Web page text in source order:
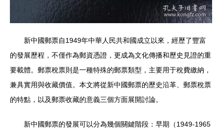
新中國郵票自1949年中華人民共和國成立以來，經歷了豐富
的發展歷程，不僅作為郵資憑證，更成為文化傳播和歷史見證的重
要載體。郵票稅票則是一種特殊的郵票類型，主要用于稅費繳納，
兼具實用與收藏價值。本文將從新中國郵票的歷史沿革、郵票稅票
的特點，以及郵票收藏的意義三個方面展開討論。
新中國郵票的發展可以分為幾個關鍵階段：早期（1949-1965